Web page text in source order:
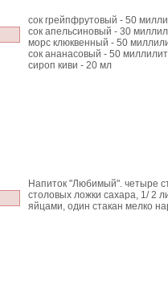
сок грейпфрутовый - 50
сок апельсиновый - 30
морс клюквенный - 50
сок ананасовый - 50
сироп киви - 20 мл
Напиток "Любимый". четыре
столовых ложки сахара, 1/ 2
яйцами, один стакан мелко